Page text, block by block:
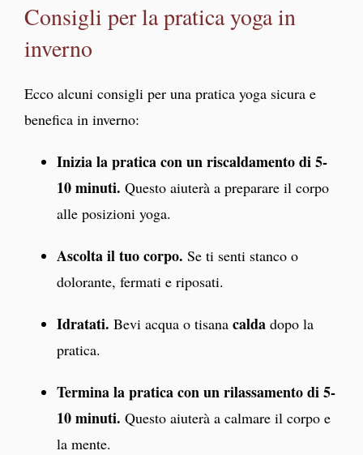
Consigli per la pratica yoga in
inverno
Ecco alcuni consigli per una pratica yoga sicura e
benefica in inverno:
Inizia la pratica con un riscaldamento di 5-
10 minuti. Questo aiuterà a preparare il corpo
alle posizioni yoga.
Ascolta il tuo corpo. Se ti senti stanco o
dolorante, fermati e riposati.
Idratati. Bevi acqua o tisana calda dopo la
pratica.
Termina la pratica con un rilassamento di 5-
10 minuti. Questo aiuterà a calmare il corpo e
la mente.